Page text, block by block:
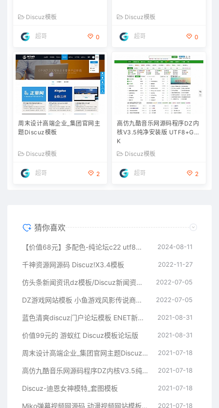
Discuz模板
超哥 0
Discuz模板
超哥 0
周末设计高端企业_集团官网主
题Discuz模板
Discuz模板
超哥 2
高仿九酷音乐网源码程序DZ内
核V3.5纯净安装版 UTF8+GB
K
Discuz模板
超哥 2
猜你喜欢
【价值68元】多配色-纯论坛c22 utf8电脑版 破解版(color_free22) 2024-08-11
千神资源网源码 Discuz!X3.4模板 2022-11-27
仿头条新闻资讯dz模板/Discuz新闻资讯商业版GBK模板 2022-07-05
DZ游戏网站模板 小鱼游戏风影传说商业GBK+UTF8版模板 2022-07-05
蓝色清爽discuz门户论坛模板 ENET新锐版 2021-08-31
价值99元的 游蚁红 Discuz模板论坛版 2021-08-31
周末设计高端企业_集团官网主题Discuz模板 2021-07-18
高仿九酷音乐网源码程序DZ内核V3.5纯净安装版 UTF8+GBK 2021-07-18
Discuz-迪恩女神模特_套图模板 2021-07-18
Miko弹幕视频网源码 动漫视频网站模板 Discuz后台 2021-07-18